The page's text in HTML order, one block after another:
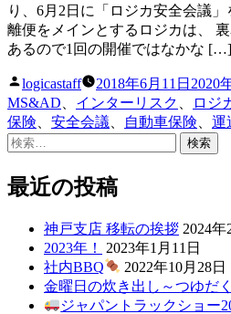
り、6月2日に「ロジカ安全会議
離便をメインとするロジカは、
あるので1回の開催ではなかな […]
投
稿
者:
logicastaff 2018年6月11日 2020
MS&AD インターリスク ロジ
保険
安全会議 自動車保険
運
検
最近の投稿
神戸支店 移転の挨拶 2024年
2023年！
2023年1月11日
社内BBQ
2022年10月28日
金曜日の炊き出し～つゆだ
ジャパントラックショー